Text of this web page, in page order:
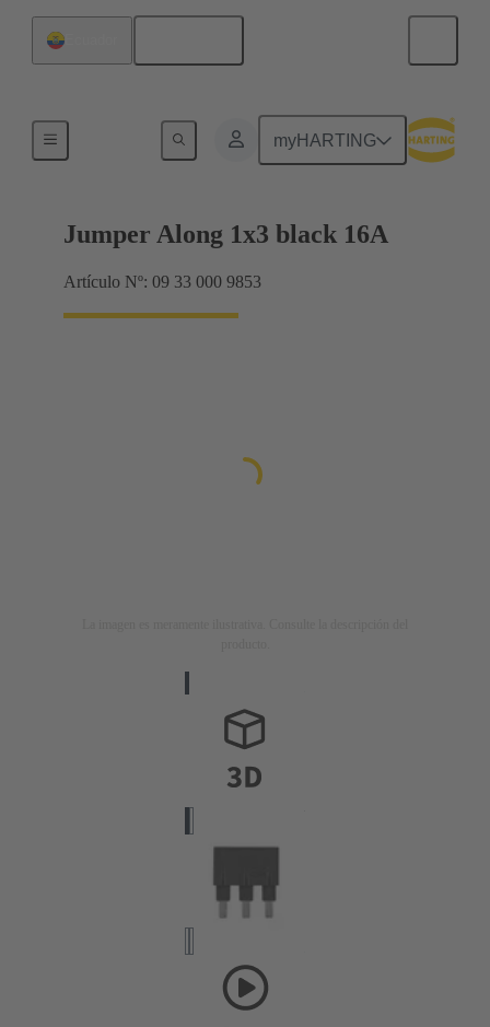
myHARTING
Puentes conectores Han® ES Press
Jumper Along 1x3 black 16A
Artículo Nº: 09 33 000 9853